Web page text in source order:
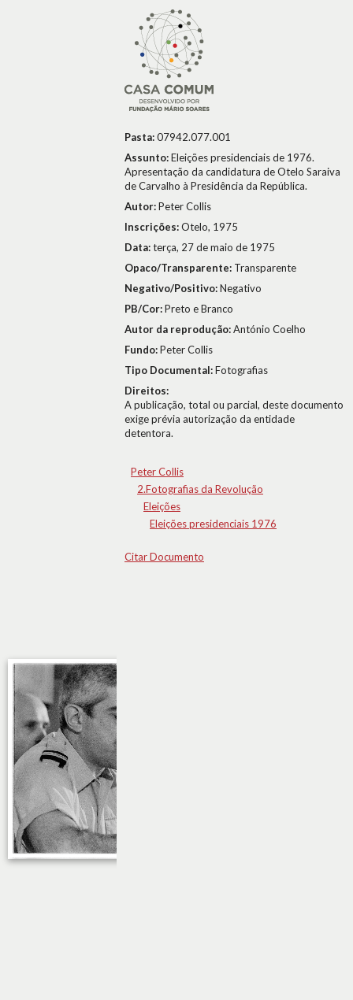
Pasta:07942.077.001
Assunto:Eleições presidenciais de 1976.
Apresentação da candidatura de Otelo Saraiva
de Carvalho à Presidência da República.
Autor:Peter Collis
Inscrições:Otelo, 1975
Data:terça, 27 de maio de 1975
Opaco/Transparente: Transparente
Negativo/Positivo:Negativo
PB/Cor:Preto e Branco
Autor da reprodução:António Coelho
Fundo:Peter Collis
Tipo Documental:Fotografias
Direitos:
A publicação, total ou parcial, deste documento
exige prévia autorização da entidade
detentora.
Peter Collis
2.Fotografias da Revolução
Eleições
Eleições presidenciais 1976
Citar Documento